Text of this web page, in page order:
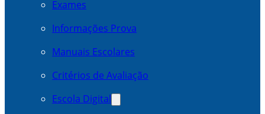
Exames
Informações Prova
Manuais Escolares
Critérios de Avaliação
Escola Digital